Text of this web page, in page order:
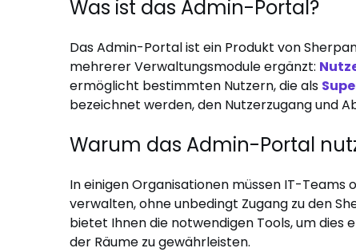
Was ist das Admin-Portal?
Das Admin-Portal ist ein Produkt von
mehrerer Verwaltungsmodule ergänzt:
ermöglicht bestimmten Nutzern, die als
bezeichnet werden, den Nutzerzugang und
Warum das Admin-Portal
In einigen Organisationen müssen IT-
verwalten, ohne unbedingt Zugang zu den
bietet Ihnen die notwendigen Tools, um dies
der Räume zu gewährleisten.